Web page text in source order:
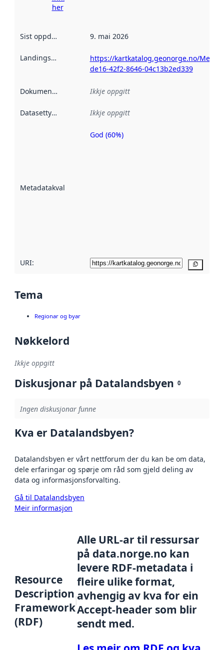
her
Sist oppdatert 9. mai 2026
Landingsside
https://kartkatalog.geonorge.no/
de16-42f2-8646-04c13b2ed339
Dokumentasjon Ikkje oppgitt
Datasettype Ikkje oppgitt
Metadatakvalitet
Metadatakvalitet
God (60%)
URI:
Tema
Regionar og byar
Nøkkelord
Ikkje oppgitt
Diskusjonar på Datalandsbyen 0
Ingen diskusjonar funne
Kva er Datalandsbyen?
Datalandsbyen er vårt nettforum der du kan be om data,
dele erfaringar og spørje om råd som gjeld deling av
data og informasjonsforvalting.
Gå til Datalandsbyen
Meir informasjon
Resource
Description
Framework
(RDF)
Alle URL-ar til ressursar
på data.norge.no kan
levere RDF-metadata i
fleire ulike format,
avhengig av kva for ein
Accept-header som blir
sendt med.